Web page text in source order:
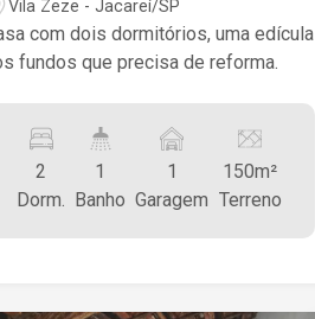
Vila Zeze - Jacareí/SP
com dois dormitórios, uma edícula
fundos que precisa de reforma.
2
Dorm.
1
Banho
1
Garagem
150m²
Terreno